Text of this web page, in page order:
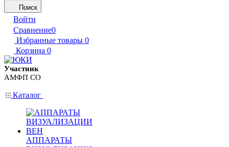
Поиск
Войти
Сравнение0
Избранные товары 0
Корзина 0
Участник
АМФП СО
Каталог
АППАРАТЫ